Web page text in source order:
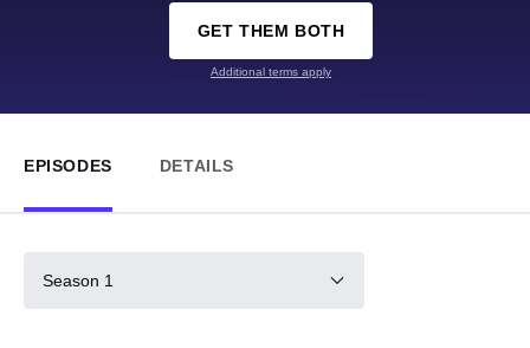
GET THEM BOTH
Additional terms apply
EPISODES DETAILS
Season 1